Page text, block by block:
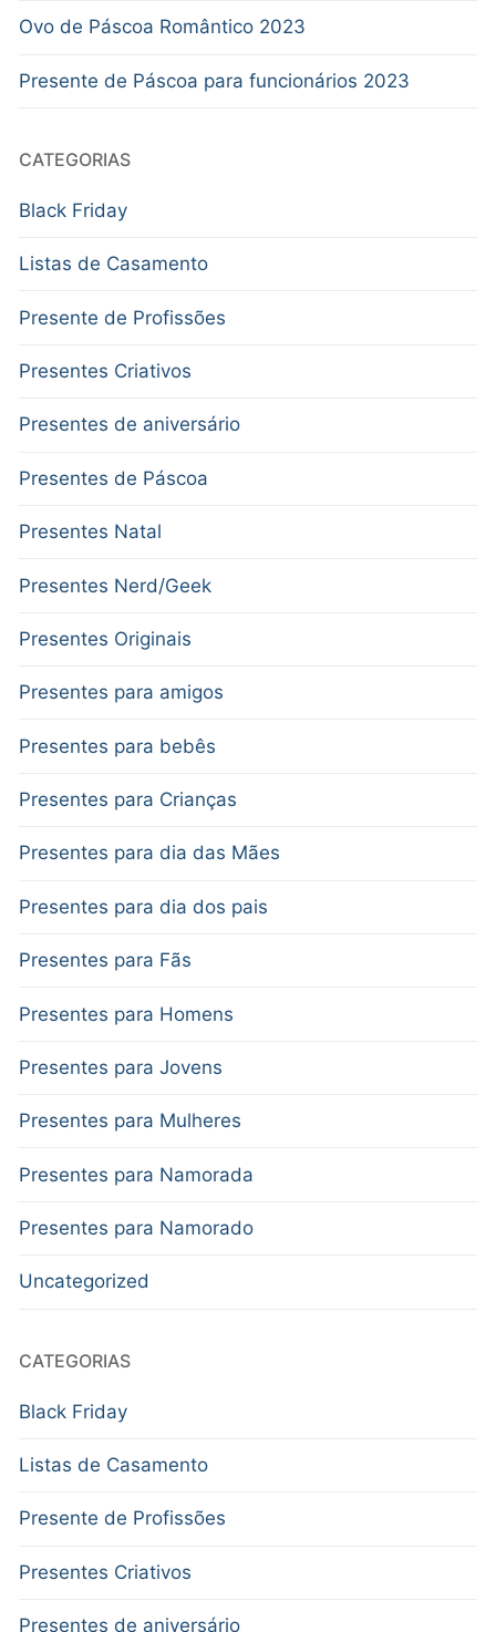
Ovo de Páscoa Romântico 2023
Presente de Páscoa para funcionários 2023
CATEGORIAS
Black Friday
Listas de Casamento
Presente de Profissões
Presentes Criativos
Presentes de aniversário
Presentes de Páscoa
Presentes Natal
Presentes Nerd/Geek
Presentes Originais
Presentes para amigos
Presentes para bebês
Presentes para Crianças
Presentes para dia das Mães
Presentes para dia dos pais
Presentes para Fãs
Presentes para Homens
Presentes para Jovens
Presentes para Mulheres
Presentes para Namorada
Presentes para Namorado
Uncategorized
CATEGORIAS
Black Friday
Listas de Casamento
Presente de Profissões
Presentes Criativos
Presentes de aniversário